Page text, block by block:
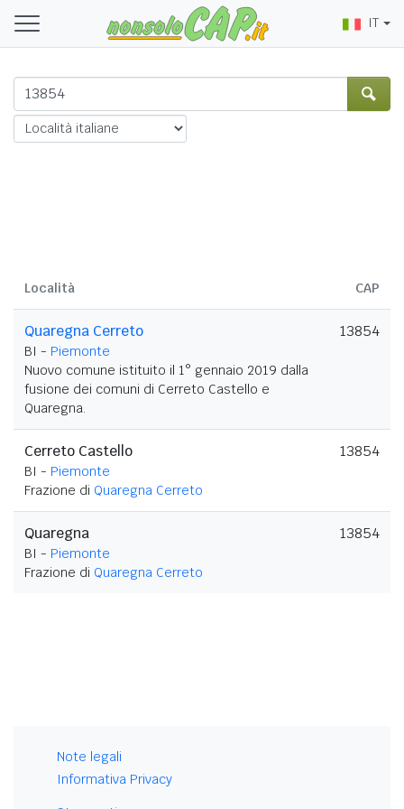
IT
Località CAP
Quaregna Cerreto
BI - Piemonte
Nuovo comune istituito il 1° gennaio 2019 dalla
fusione dei comuni di Cerreto Castello e
Quaregna.
13854
Cerreto Castello
BI - Piemonte
Frazione di Quaregna Cerreto
13854
Quaregna
BI - Piemonte
Frazione di Quaregna Cerreto
13854
Note legali
Informativa Privacy